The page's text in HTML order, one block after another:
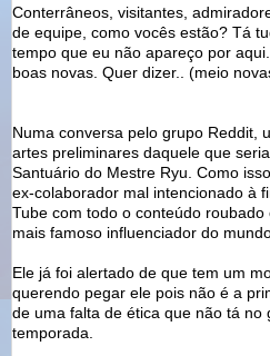
Conterrâneos, visitantes,
de equipe, como vocês estão? Tá
tempo que eu não apareço por
boas novas. Quer dizer.. (meio
Numa conversa pelo grupo Reddit,
artes preliminares daquele que
Santuário do Mestre Ryu. Como
ex-colaborador mal intencionado à
Tube com todo o conteúdo
mais famoso influenciador do
Ele já foi alertado de que tem um
querendo pegar ele pois não é a
de uma falta de ética que não tá
temporada.